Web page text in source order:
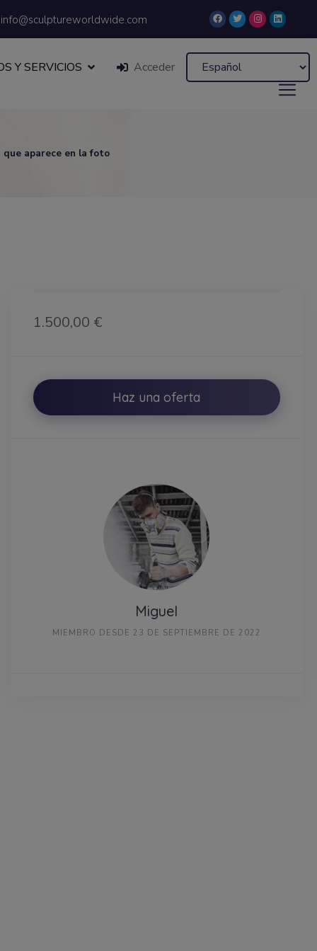
info@sculptureworldwide.com
Y SERVICIOS Acceder
aparece en la foto
1.500,00 €
Haz una oferta
Miguel
MIEMBRO DESDE 23 DE SEPTIEMBRE DE 2022